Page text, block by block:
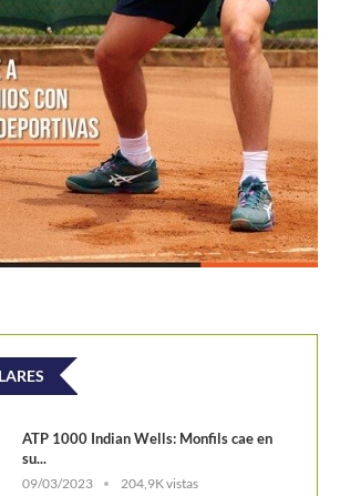
ATP 1000 Indian Wells: Monfils cae en
su...
09/03/2023 204,9K vistas